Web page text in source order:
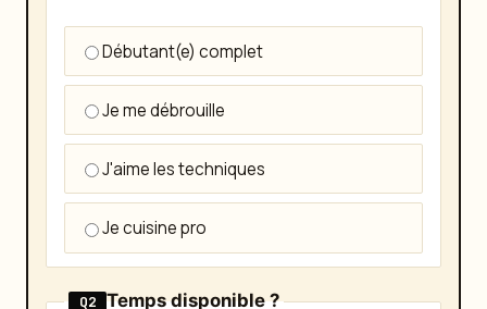
Débutant(e) complet
Je me débrouille
J'aime les techniques
Je cuisine pro
Q2 Temps disponible ?